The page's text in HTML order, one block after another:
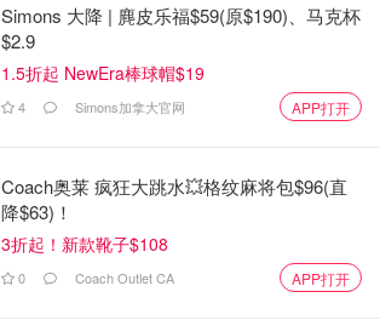
Simons 大降 | 麂皮乐福$59(原$190)、马克杯
$2.9
1.5折起 NewEra棒球帽$19
4 Simons加拿大官网 APP打开
Coach奥莱 疯狂大跳水💥格纹麻将包$96(直
降$63)！
3折起！新款靴子$108
0 Coach Outlet CA APP打开